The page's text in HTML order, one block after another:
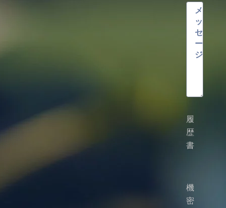
履
歴
書
機
密